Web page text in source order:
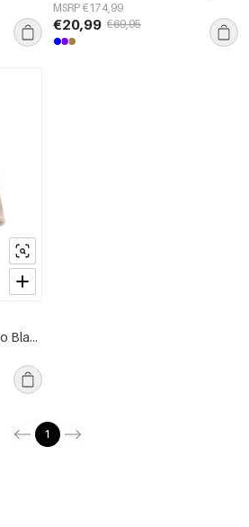
MSRP €174,99
€20,99 €69,95
Gorro de pescador básico Blanco marfil Poliéster
1